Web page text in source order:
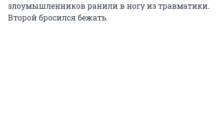
злоумышленников ранили в ногу из травматики.
Второй бросился бежать.